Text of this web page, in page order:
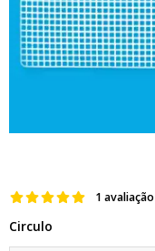
1 avaliação
Circulo